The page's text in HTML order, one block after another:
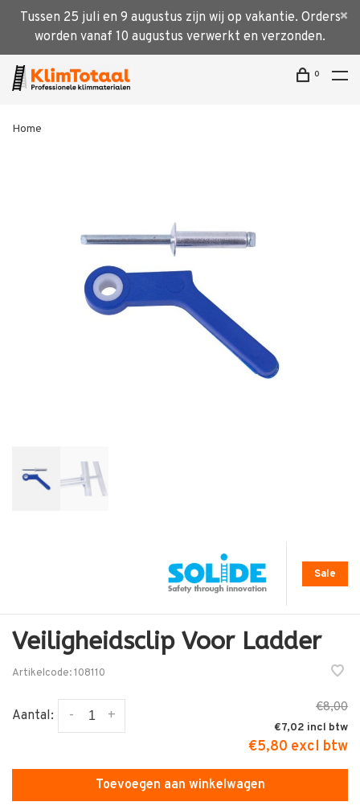
Tussen 25 juli en 9 augustus zijn wij op vakantie. Orders
worden vanaf 10 augustus verwerkt en verzonden.
0
Home
Sale
Veiligheidsclip Voor Ladder
Artikelcode:108110
Aantal: +
-
€8,00
€7,02
€5,80 excl btw
Toevoegen aan winkelwagen